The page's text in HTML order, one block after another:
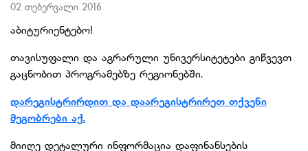
02 თებერვალი 2016
აბიტურიენტებო!
თავისუფალი და აგრარული უნივერსიტეტები გიწვევთ
გაცნობით პროგრამებზე რეგიონებში.
დარეგისტრირდით და დაარეგისტრირეთ თქვენი
მეგობრები აქ.
მიიღე დეტალური ინფორმაცია დაფინანსების